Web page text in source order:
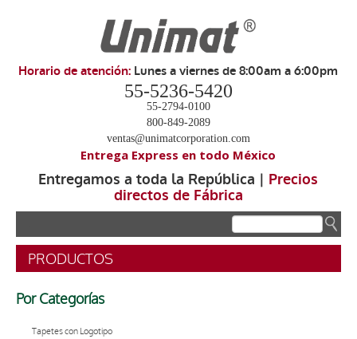
Horario de atención: Lunes a viernes de 8:00am a 6:00pm
55-5236-5420
55-2794-0100
800-849-2089
ventas@unimatcorporation.com
Entrega Express en todo México
Entregamos a toda la República | Precios
directos de Fábrica
PRODUCTOS
Por Categorías
Tapetes con Logotipo